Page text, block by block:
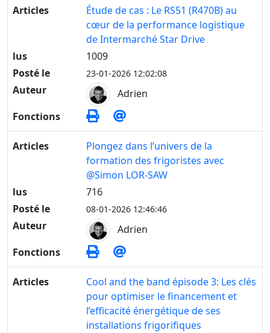
Articles
Étude de cas : Le RS51 (R470B) au
cœur de la performance logistique
de Intermarché Star Drive
lus
1009
Posté le
23-01-2026 12:02:08
Auteur
Adrien
Fonctions
Articles
Plongez dans l’univers de la
formation des frigoristes avec
@Simon LOR-SAW
lus
716
Posté le
08-01-2026 12:46:46
Auteur
Adrien
Fonctions
Articles
Cool and the band épisode 3: Les clés
pour optimiser le financement et
l’efficacité énergétique de ses
installations frigorifiques